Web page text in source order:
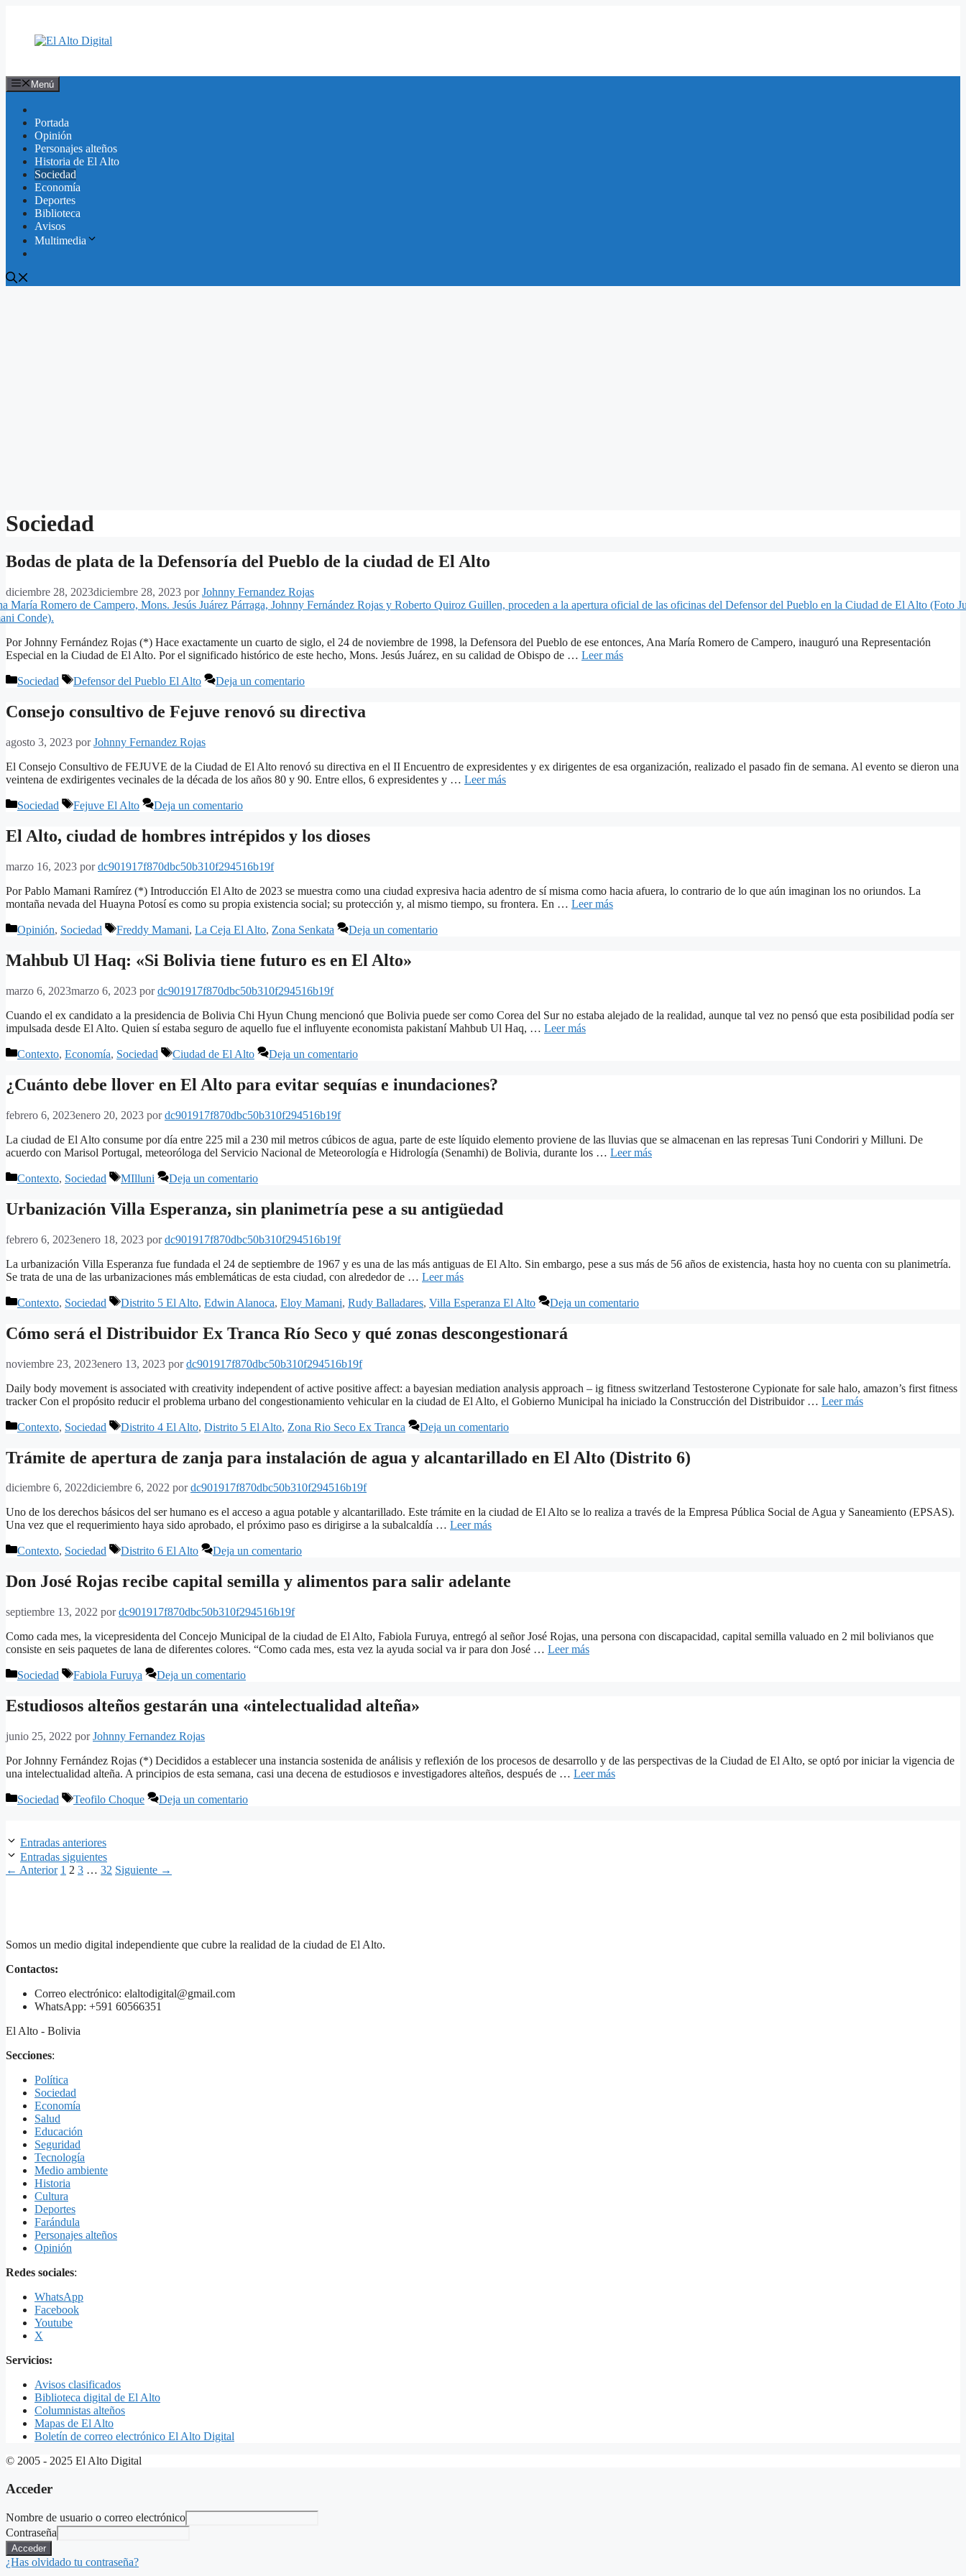
contenido
Menú
Portada
Opinión
Personajes alteños
Historia de El Alto
Sociedad
Economía
Deportes
Biblioteca
Avisos
Multimedia
Sociedad
Bodas de plata de la Defensoría del Pueblo de la ciudad de El Alto
diciembre 28, 2023diciembre 28, 2023 porJohnny Fernandez Rojas
Por Johnny Fernández Rojas (*) Hace exactamente un cuarto de siglo, el 24 de noviembre de 1998, la Defensora del Pueblo de ese entonces, Ana María Romero de Campero, inauguró una Representación
Especial en la Ciudad de El Alto. Por el significado histórico de este hecho, Mons. Jesús Juárez, en su calidad de Obispo de … Leer más
Categorías
Sociedad Etiquetas
Defensor del Pueblo El Alto Deja un comentario
Consejo consultivo de Fejuve renovó su directiva
agosto 3, 2023 porJohnny Fernandez Rojas
El Consejo Consultivo de FEJUVE de la Ciudad de El Alto renovó su directiva en el II Encuentro de expresidentes y ex dirigentes de esa organización, realizado el pasado fin de semana. Al evento se dieron una
veintena de exdirigentes vecinales de la década de los años 80 y 90. Entre ellos, 6 expresidentes y … Leer más
Categorías
Sociedad Etiquetas
Fejuve El Alto Deja un comentario
El Alto, ciudad de hombres intrépidos y los dioses
marzo 16, 2023 pordc901917f870dbc50b310f294516b19f
Por Pablo Mamani Ramírez (*) Introducción El Alto de 2023 se muestra como una ciudad expresiva hacia adentro de sí misma como hacia afuera, lo contrario de lo que aún imaginan los no oriundos. La
montaña nevada del Huayna Potosí es como su propia existencia social; su protección y, al mismo tiempo, su frontera. En … Leer más
Categorías
Opinión, Sociedad Etiquetas
Freddy Mamani, La Ceja El Alto, Zona Senkata Deja un comentario
Mahbub Ul Haq: «Si Bolivia tiene futuro es en El Alto»
marzo 6, 2023marzo 6, 2023 pordc901917f870dbc50b310f294516b19f
Cuando el ex candidato a la presidencia de Bolivia Chi Hyun Chung mencionó que Bolivia puede ser como Corea del Sur no estaba alejado de la realidad, aunque tal vez no pensó que esta posibilidad podía ser
impulsada desde El Alto. Quien sí estaba seguro de aquello fue el influyente economista pakistaní Mahbub Ul Haq, … Leer más
Categorías
Contexto, Economía, Sociedad Etiquetas
Ciudad de El Alto Deja un comentario
¿Cuánto debe llover en El Alto para evitar sequías e inundaciones?
febrero 6, 2023enero 20, 2023 pordc901917f870dbc50b310f294516b19f
La ciudad de El Alto consume por día entre 225 mil a 230 mil metros cúbicos de agua, parte de este líquido elemento proviene de las lluvias que se almacenan en las represas Tuni Condoriri y Milluni. De
acuerdo con Marisol Portugal, meteoróloga del Servicio Nacional de Meteorología e Hidrología (Senamhi) de Bolivia, durante los … Leer más
Categorías
Contexto, Sociedad Etiquetas
MIlluni Deja un comentario
Urbanización Villa Esperanza, sin planimetría pese a su antigüedad
febrero 6, 2023enero 18, 2023 pordc901917f870dbc50b310f294516b19f
La urbanización Villa Esperanza fue fundada el 24 de septiembre de 1967 y es una de las más antiguas de El Alto. Sin embargo, pese a sus más de 56 años de existencia, hasta hoy no cuenta con su planimetría.
Se trata de una de las urbanizaciones más emblemáticas de esta ciudad, con alrededor de … Leer más
Categorías
Contexto, Sociedad Etiquetas
Distrito 5 El Alto, Edwin Alanoca, Eloy Mamani, Rudy Balladares, Villa Esperanza El Alto Deja un comentario
Cómo será el Distribuidor Ex Tranca Río Seco y qué zonas descongestionará
noviembre 23, 2023enero 13, 2023 pordc901917f870dbc50b310f294516b19f
Daily body movement is associated with creativity independent of active positive affect: a bayesian mediation analysis approach – ig fitness switzerland Testosterone Cypionate for sale halo, amazon’s first fitness
tracker Con el propósito reducir el problema urbano del congestionamiento vehicular en la ciudad de El Alto, el Gobierno Municipal ha iniciado la Construcción del Distribuidor … Leer más
Categorías
Contexto, Sociedad Etiquetas
Distrito 4 El Alto, Distrito 5 El Alto, Zona Rio Seco Ex Tranca Deja un comentario
Trámite de apertura de zanja para instalación de agua y alcantarillado en El Alto (Distrito 6)
diciembre 6, 2022diciembre 6, 2022 pordc901917f870dbc50b310f294516b19f
Uno de los derechos básicos del ser humano es el acceso a agua potable y alcantarillado. Este trámite en la ciudad de El Alto se lo realiza a través de la Empresa Pública Social de Agua y Saneamiento (EPSAS).
Una vez que el requerimiento haya sido aprobado, el próximo paso es dirigirse a la subalcaldía … Leer más
Categorías
Contexto, Sociedad Etiquetas
Distrito 6 El Alto Deja un comentario
Don José Rojas recibe capital semilla y alimentos para salir adelante
septiembre 13, 2022 pordc901917f870dbc50b310f294516b19f
Como cada mes, la vicepresidenta del Concejo Municipal de la ciudad de El Alto, Fabiola Furuya, entregó al señor José Rojas, una persona con discapacidad, capital semilla valuado en 2 mil bolivianos que
consiste en seis paquetes de lana de diferentes colores. “Como cada mes, esta vez la ayuda social va ir para don José … Leer más
Categorías
Sociedad Etiquetas
Fabiola Furuya Deja un comentario
Estudiosos alteños gestarán una «intelectualidad alteña»
junio 25, 2022 porJohnny Fernandez Rojas
Por Johnny Fernández Rojas (*) Decididos a establecer una instancia sostenida de análisis y reflexión de los procesos de desarrollo y de las perspectivas de la Ciudad de El Alto, se optó por iniciar la vigencia de
una intelectualidad alteña. A principios de esta semana, casi una decena de estudiosos e investigadores alteños, después de … Leer más
Categorías
Sociedad Etiquetas
Teofilo Choque Deja un comentario
Entradas anteriores
Entradas siguientes
← Anterior Página
1 Página
2 Página
3 … Página
32 Siguiente →
Somos un medio digital independiente que cubre la realidad de la ciudad de El Alto.
Contactos:
Correo electrónico: elaltodigital@gmail.com
WhatsApp: +591 60566351
El Alto - Bolivia
Secciones:
Política
Sociedad
Economía
Salud
Educación
Seguridad
Tecnología
Medio ambiente
Historia
Cultura
Deportes
Farándula
Personajes alteños
Opinión
Redes sociales:
WhatsApp
Facebook
Youtube
X
Servicios:
Avisos clasificados
Biblioteca digital de El Alto
Columnistas alteños
Mapas de El Alto
Boletín de correo electrónico El Alto Digital
© 2005 - 2025 El Alto Digital
Acceder
Nombre de usuario o correo electrónico
Contraseña
Acceder
¿Has olvidado tu contraseña?